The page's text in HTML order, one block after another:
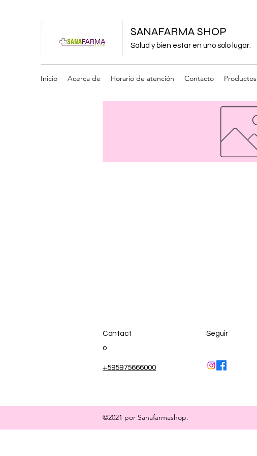
SANAFARMA SHOP
Salud y bien estar en uno solo lugar.
Inicio Acerca de Horario de atención Contacto Productos
Contact
o
+595975666000
Seguir
©2021 por Sanafarmashop.